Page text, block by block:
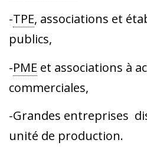
-TPE, associations et
publics,
-PME et associations à
commerciales,
-Grandes entreprises
unité de production.